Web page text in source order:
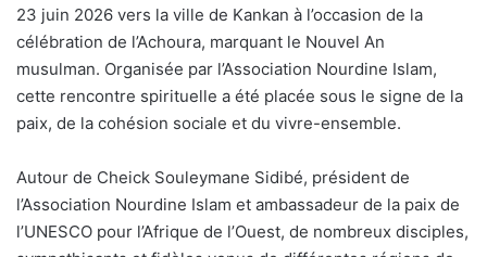
23 juin 2026 vers la ville de Kankan à l’occasion de la
célébration de l’Achoura, marquant le Nouvel An
musulman. Organisée par l’Association Nourdine Islam,
cette rencontre spirituelle a été placée sous le signe de la
paix, de la cohésion sociale et du vivre-ensemble.
Autour de Cheick Souleymane Sidibé, président de
l’Association Nourdine Islam et ambassadeur de la paix de
l’UNESCO pour l’Afrique de l’Ouest, de nombreux disciples,